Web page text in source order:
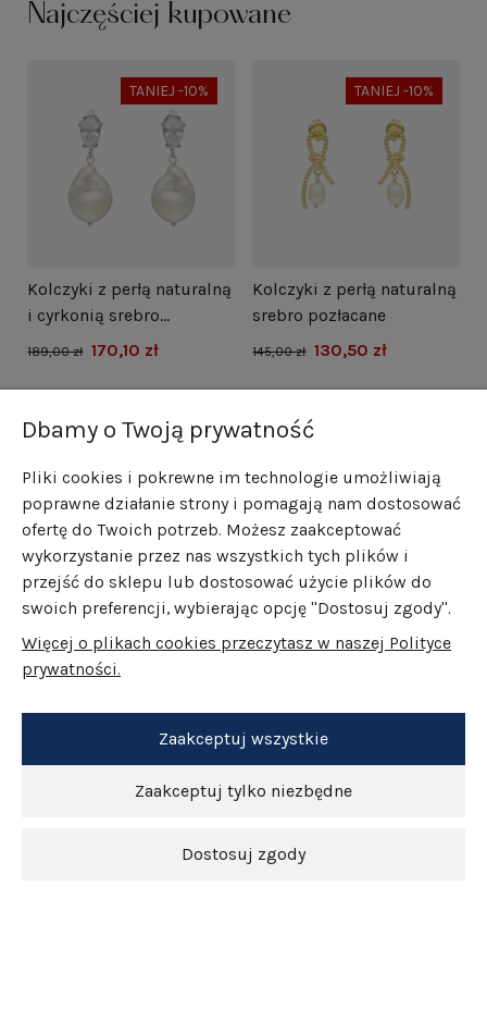
Najczęściej kupowane
TANIEJ -10%
Kolczyki z perłą naturalną
i cyrkonią srebro
rodowane
189,00 zł 170,10 zł
TANIEJ -10%
Kolczyki z perłą naturalną
srebro pozłacane
145,00 zł 130,50 zł
Dbamy o Twoją prywatność
Pliki cookies i pokrewne im technologie umożliwiają
poprawne działanie strony i pomagają nam dostosować
ofertę do Twoich potrzeb. Możesz zaakceptować
wykorzystanie przez nas wszystkich tych plików i
przejść do sklepu lub dostosować użycie plików do
swoich preferencji, wybierając opcję "Dostosuj zgody".
Więcej o plikach cookies przeczytasz w naszej Polityce
prywatności.
Zaakceptuj tylko niezbędne
Dostosuj zgody
Zaakceptuj wszystkie